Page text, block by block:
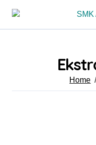
Home